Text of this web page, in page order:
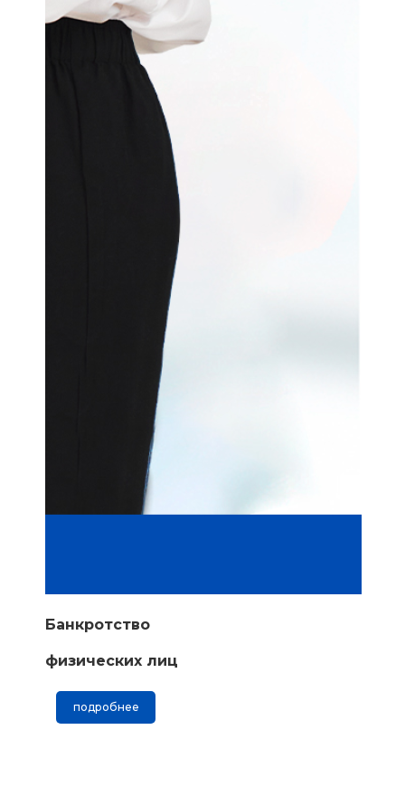
Банкротство
физических лиц
подробнее